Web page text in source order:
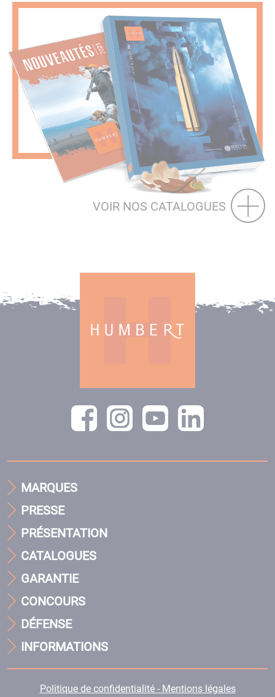
VOIR NOS CATALOGUES
MARQUES
PRESSE
PRÉSENTATION
CATALOGUES
GARANTIE
CONCOURS
DÉFENSE
INFORMATIONS
Politique de confidentialité - Mentions légales